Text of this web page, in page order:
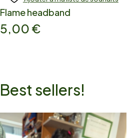
Flame headband
5,00 €
Best sellers!